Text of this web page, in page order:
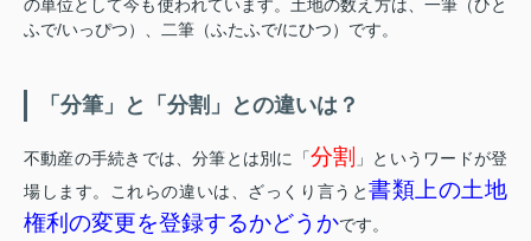
の単位として今も使われています。土地の数え方は、一筆（ひと
ふで/いっぴつ）、二筆（ふたふで/にひつ）です。
「分筆」と「分割」との違いは？
不動産の手続きでは、分筆とは別に「分割 」というワードが登
場します。これらの違いは、ざっくり言うと書類上の土地
権利の変更を登録するかどうかです。